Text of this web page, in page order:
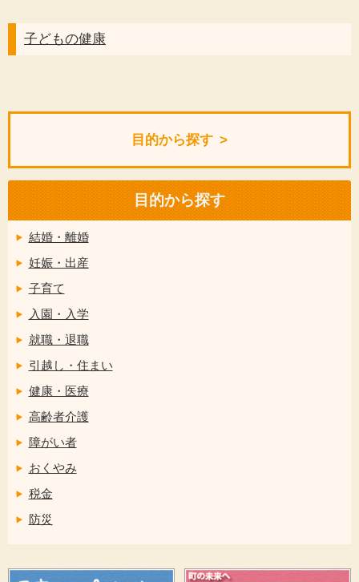
子どもの健康
目的から探す
目的から探す
結婚・離婚
妊娠・出産
子育て
入園・入学
就職・退職
引越し・住まい
健康・医療
高齢者介護
障がい者
おくやみ
税金
防災